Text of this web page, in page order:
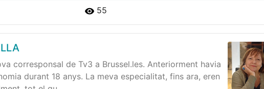
55
corresponsal de Tv3 a Brussel.les. Anteriorment havia
durant 18 anys. La meva especialitat, fins ara, eren